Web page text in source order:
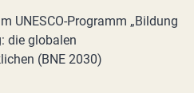
UNESCO-Programm „Bildung
die globalen
(BNE 2030)